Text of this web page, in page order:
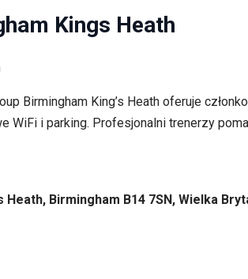
Kings Heath
Birmingham King’s Heath oferuje
WiFi i parking. Profesjonalni trenerzy
Heath, Birmingham B14 7SN, Wielka